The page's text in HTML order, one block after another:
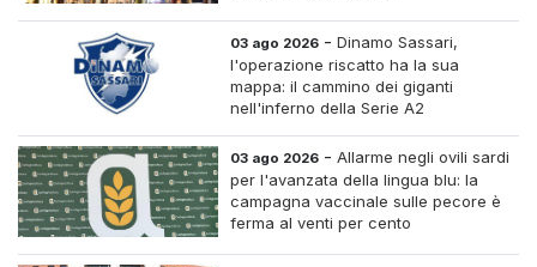
03 ago 2026 -Dinamo Sassari,
l'operazione riscatto ha la sua
mappa: il cammino dei giganti
nell'inferno della Serie A2
03 ago 2026 -Allarme negli ovili sardi
per l'avanzata della lingua blu: la
campagna vaccinale sulle pecore è
ferma al venti per cento